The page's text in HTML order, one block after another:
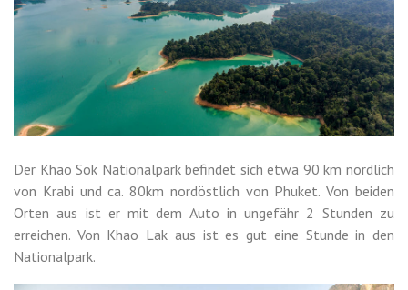
Der Khao Sok Nationalpark befindet sich etwa 90 km nördlich
von Krabi und ca. 80km nordöstlich von Phuket. Von beiden
Orten aus ist er mit dem Auto in ungefähr 2 Stunden zu
erreichen. Von Khao Lak aus ist es gut eine Stunde in den
Nationalpark.